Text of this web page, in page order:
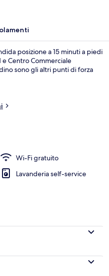
posizione a 15 minuti a piedi
Centro Commerciale
sono gli altri punti di forza
Wi-Fi gratuito
Lavanderia self-service